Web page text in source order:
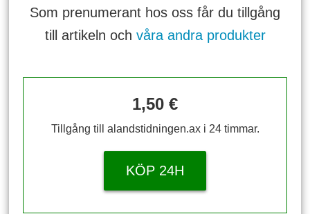
Som prenumerant hos oss får du tillgång
till artikeln och våra andra produkter
1,50 €
Tillgång till alandstidningen.ax i 24 timmar.
KÖP 24H